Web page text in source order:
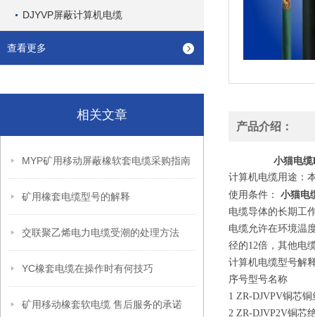
DJYVP屏蔽计算机电缆
查看更多
相关文章
MYP矿用移动屏蔽橡软套电缆采购指南
矿用橡套电缆型号的解释
交联聚乙烯电力电缆受潮的处理方法
YC橡套电缆在操作时有何技巧
矿用移动橡套软电缆 售后服务的承诺
产品介绍：
小猫电
计算机电缆用途：
使用条件： 小猫电
电缆导体的长期工
电缆允许在环境温
径的12倍，其他电
计算机电缆型号解
序号型号名称
1 ZR-DJVPV铜芯
2 ZR-DJVP2V铜芯